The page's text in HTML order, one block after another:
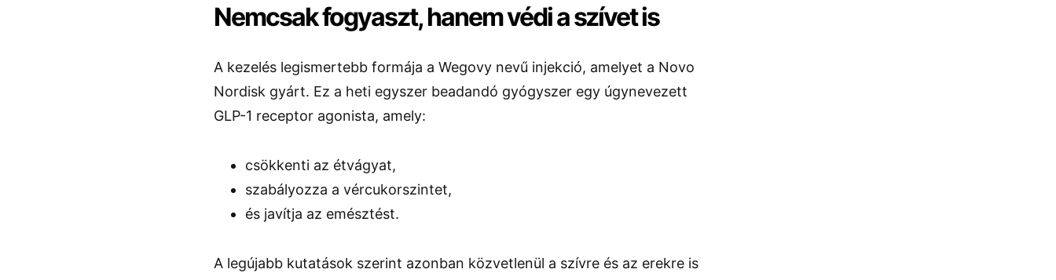
Nemcsak fogyaszt, hanem védi a szívet is
A kezelés legismertebb formája a Wegovy nevű injekció, amelyet a Novo
Nordisk gyárt. Ez a heti egyszer beadandó gyógyszer egy úgynevezett
GLP-1 receptor agonista, amely:
csökkenti az étvágyat,
szabályozza a vércukorszintet,
és javítja az emésztést.
A legújabb kutatások szerint azonban közvetlenül a szívre és az erekre is